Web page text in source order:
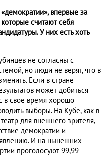
впервые за
считают себя
У них есть хоть
не согласны с
но люди не верят, что в
Если в стране
может добиться
в свое время хорошо
выборы. На Кубе, как в
для внешнего зрителя,
демократии и
И на нынешних
проголосуют 99,99